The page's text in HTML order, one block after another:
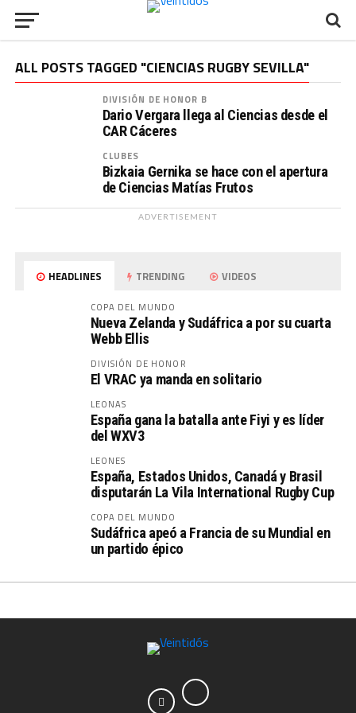
ALL POSTS TAGGED "CIENCIAS RUGBY SEVILLA"
DIVISIÓN DE HONOR B
Dario Vergara llega al Ciencias desde el
CAR Cáceres
CLUBES
Bizkaia Gernika se hace con el apertura
de Ciencias Matías Frutos
ADVERTISEMENT
HEADLINES TRENDING VIDEOS
COPA DEL MUNDO
Nueva Zelanda y Sudáfrica a por su cuarta
Webb Ellis
DIVISIÓN DE HONOR
El VRAC ya manda en solitario
LEONAS
España gana la batalla ante Fiyi y es líder
del WXV3
LEONES
España, Estados Unidos, Canadá y Brasil
disputarán La Vila International Rugby Cup
COPA DEL MUNDO
Sudáfrica apeó a Francia de su Mundial en
un partido épico